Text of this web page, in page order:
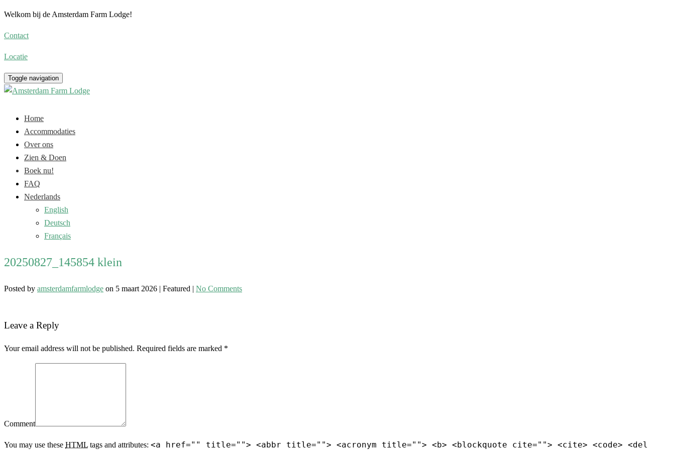
Welkom bij de Amsterdam Farm Lodge!
Contact
Locatie
Toggle navigation
Home
Accommodaties
Over ons
Zien & Doen
Boek nu!
FAQ
Nederlands
English
Deutsch
Français
20250827_145854 klein
Posted by amsterdamfarmlodge on 5 maart 2026 | Featured | No Comments
Leave a Reply
Your email address will not be published. Required fields are marked *
Comment
You may use these HTML tags and attributes: <a href="" title=""> <abbr title=""> <acronym title=""> <b> <blockquote cite=""> <cite> <code> <del